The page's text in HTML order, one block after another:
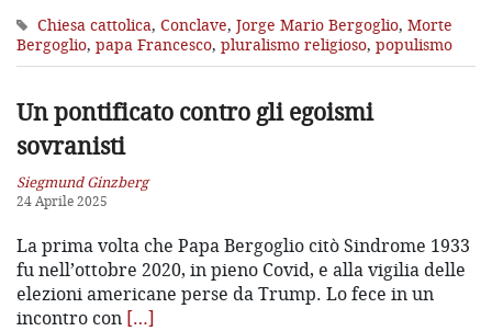
Chiesa cattolica, Conclave, Jorge Mario Bergoglio, Morte
Bergoglio, papa Francesco, pluralismo religioso, populismo
Un pontificato contro gli egoismi
sovranisti
Siegmund Ginzberg
24 Aprile 2025
La prima volta che Papa Bergoglio citò Sindrome 1933
fu nell’ottobre 2020, in pieno Covid, e alla vigilia delle
elezioni americane perse da Trump. Lo fece in un
incontro con […]